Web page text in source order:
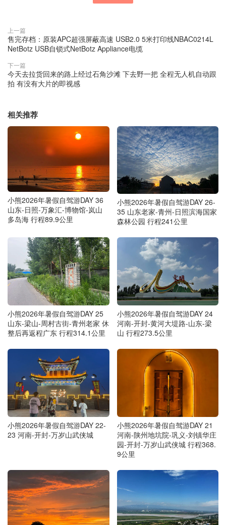
上一篇
售完存档：原装APC超强屏蔽高速 USB2.0 5米打印线NBAC0214L
NetBotz USB自锁式NetBotz Appliance电缆
下一篇
今天去拉货回来的路上经过石角沙滩 下去野一把 全程无人机自动跟
拍 有没有大片的即视感
相关推荐
小熊2026年暑假自驾游DAY 36
山东-日照-万象汇-博物馆-岚山
多岛海 行程89.9公里
小熊2026年暑假自驾游DAY 26-
35 山东老家-青州-日照滨海国家
森林公园 行程241公里
小熊2026年暑假自驾游DAY 25
山东-梁山-周村古街-青州老家 休
整后再返程广东 行程314.1公里
小熊2026年暑假自驾游DAY 24
河南-开封-黄河大堤路-山东-梁
山 行程273.5公里
小熊2026年暑假自驾游DAY 22-
23 河南-开封-万岁山武侠城
小熊2026年暑假自驾游DAY 21
河南-陕州地坑院-巩义-刘镇华庄
园-开封-万岁山武侠城 行程368.
9公里